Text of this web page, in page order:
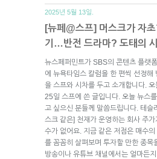
2025년 5월 13일.
[뉴페@스프] 머스크가 자
기…반전 드라마? 도태의
뉴스페퍼민트가 SBS의 콘텐츠 플랫
에 뉴욕타임스 칼럼을 한 편씩 선정해
을 스프와 시차를 두고 소개합니다.
25일 스프에 쓴 글입니다. 오늘 뉴스
고 싶으신 분들께 말씀드립니다. 테슬
스크 같은] 천재가 운영하는 회사 주
수가 없어요. 지금 같은 저점은 매수의
를 꼼꼼히 살펴보며 투자할 만한 종목
방송이나 유튜브 채널에서는 얼마든